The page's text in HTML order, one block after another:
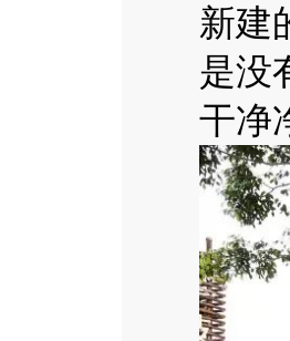
新建
是没
干净